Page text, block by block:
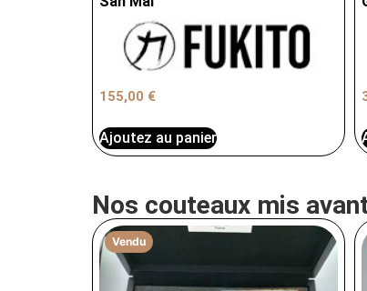
155,00 €
Ajoutez au panier
Nos couteaux mis
Vendu